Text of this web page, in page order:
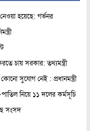
হয়েছে: গর্ভনর
চায় সরকার: তথ্যমন্ত্রী
সুযোগ নেই : প্রধানমন্ত্রী
নিয়ে ১১ দলের কর্মসূচি
সংসদ